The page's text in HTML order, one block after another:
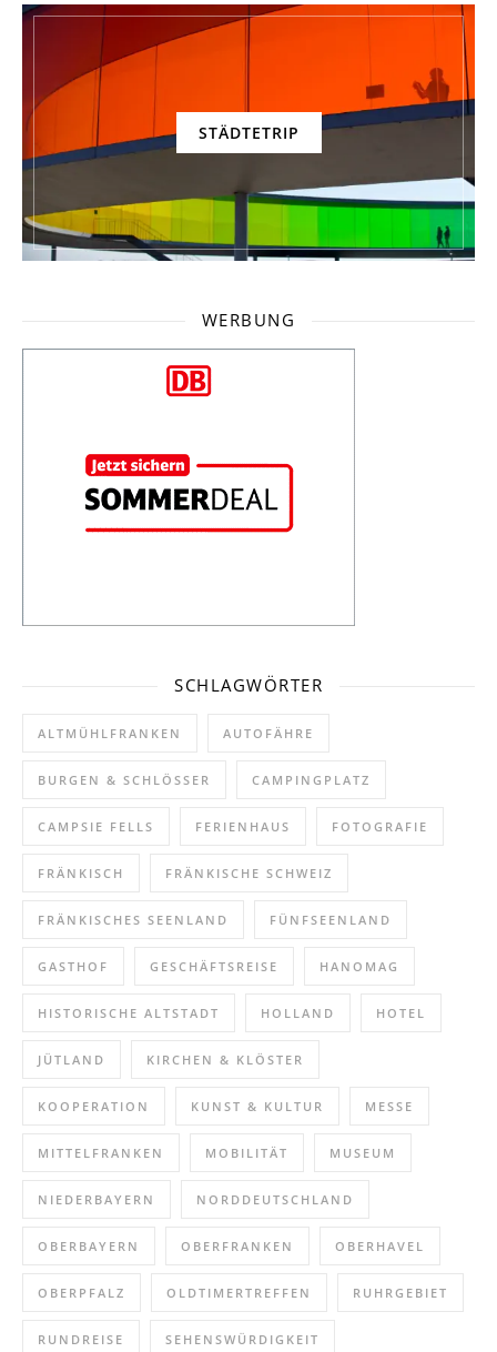
STÄDTETRIP
WERBUNG
SCHLAGWÖRTER
ALTMÜHLFRANKEN AUTOFÄHRE
BURGEN & SCHLÖSSER CAMPINGPLATZ
CAMPSIE FELLS FERIENHAUS FOTOGRAFIE
FRÄNKISCH FRÄNKISCHE SCHWEIZ
FRÄNKISCHES SEENLAND FÜNFSEENLAND
GASTHOF GESCHÄFTSREISE HANOMAG
HISTORISCHE ALTSTADT HOLLAND HOTEL
JÜTLAND KIRCHEN & KLÖSTER
KOOPERATION KUNST & KULTUR MESSE
MITTELFRANKEN MOBILITÄT MUSEUM
NIEDERBAYERN NORDDEUTSCHLAND
OBERBAYERN OBERFRANKEN OBERHAVEL
OBERPFALZ OLDTIMERTREFFEN RUHRGEBIET
RUNDREISE SEHENSWÜRDIGKEIT